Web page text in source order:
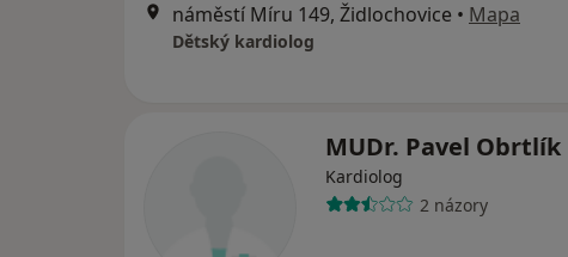
náměstí Míru 149, Židlochovice • Mapa
Dětský kardiolog
MUDr. Pavel Obrtlík
Kardiolog
2 názory